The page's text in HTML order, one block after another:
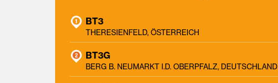
BT3
THERESIENFELD, ÖSTERREICH
BT3G
BERG B. NEUMARKT I.D. OBERPFALZ, DEUTSCHLAND